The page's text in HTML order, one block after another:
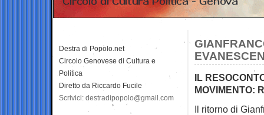
IL
MOVIMENTO:
Il ritorno di
Destra di Popolo.net
Circolo Genovese di Cultura e
Politica
Diretto da Riccardo Fucile
Scrivici: destradipopolo@gmail.com